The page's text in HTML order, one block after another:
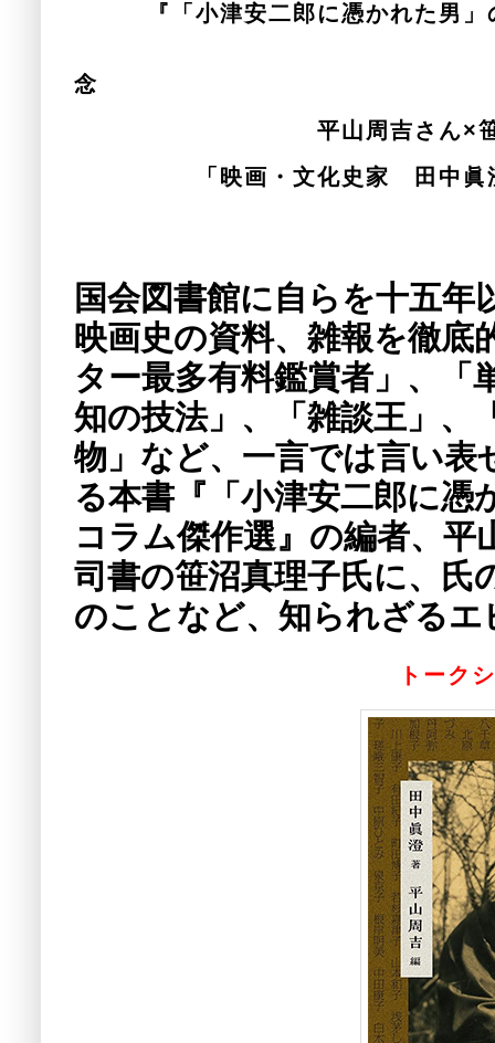
『「小津安二郎に憑かれた男」
平山周吉さん×笹沼真理
「映画・文化史家 田中眞澄氏
国会図書館に自らを十五
映画史の資料、雑報を徹
ター最多有料鑑賞者」、「
知の技法」、「雑談王」、
物」など、一言では言い表
る本書『「小津安二郎に
コラム傑作選』の編者、平
司書の笹沼真理子氏に、氏
のことなど、知られざる
トーク